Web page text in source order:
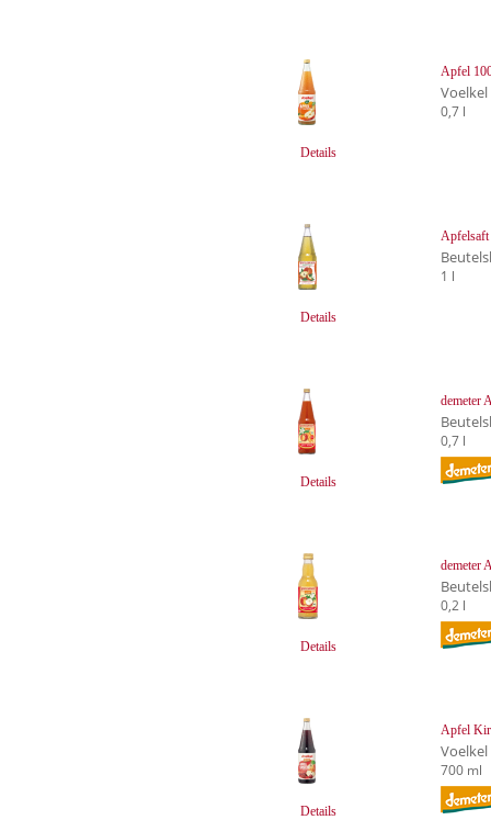
Details
Apfel
Voelkel
0,7 l
Details
Apfelsaft
1 l
Details
demeter
0,7 l
Details
demeter
0,2 l
Details
Apfel
Voelkel
700 ml